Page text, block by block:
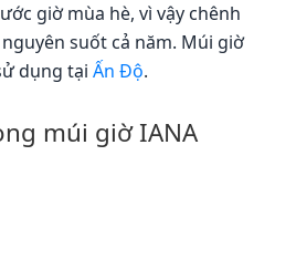
giờ mùa hè, vì vậy chênh
suốt cả năm. Múi giờ
dụng tại Ấn Độ.
múi giờ IANA